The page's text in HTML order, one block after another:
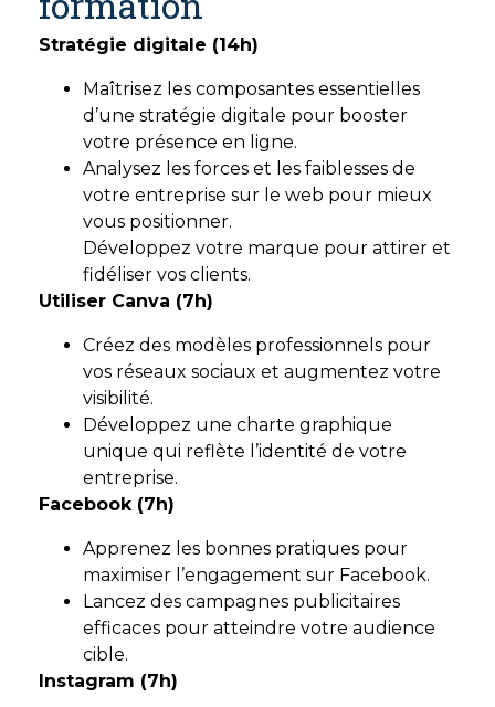
Stratégie digitale (14h)
Maîtrisez les composantes essentielles
d’une stratégie digitale pour booster
votre présence en ligne.
Analysez les forces et les faiblesses de
votre entreprise sur le web pour mieux
vous positionner.
Développez votre marque pour attirer et
fidéliser vos clients.
Utiliser Canva (7h)
Créez des modèles professionnels pour
vos réseaux sociaux et augmentez votre
visibilité.
Développez une charte graphique
unique qui reflète l’identité de votre
entreprise.
Facebook (7h)
Apprenez les bonnes pratiques pour
maximiser l’engagement sur Facebook.
Lancez des campagnes publicitaires
efficaces pour atteindre votre audience
cible.
Instagram (7h)